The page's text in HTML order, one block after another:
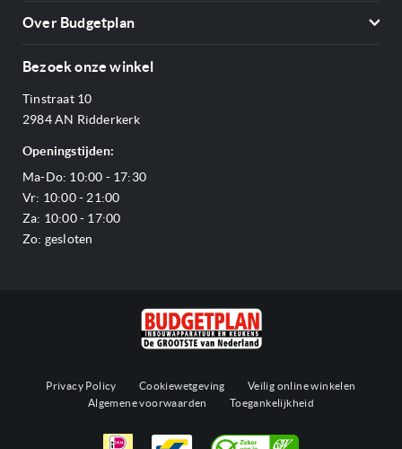
Kookplaten
Afzuigkappen
Ovens
Stoomovens
Magnetrons
Vaatwassers
Complete keukens
Outlet
Betalen
Veelgestelde vragen
Service & garantie
Sitemap
Over Budgetplan
Adres & Route
Reviews Budgetplan
Blog
Bezoek onze winkel
Tinstraat 10
2984 AN Ridderkerk
Openingstijden:
Ma-Do: 10:00 - 17:30
Vr: 10:00 - 21:00
Za: 10:00 - 17:00
Zo: gesloten
Privacy Policy Cookiewetgeving
Veilig online winkelen
Algemene voorwaarden
Toegankelijkheid